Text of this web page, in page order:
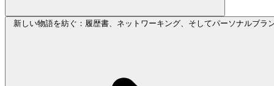
新しい物語を紡ぐ：履歴書、ネットワーキング、そしてパーソナルブラ